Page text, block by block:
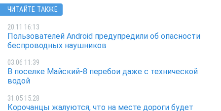
ЧИТАЙТЕ ТАКЖЕ
20.11 16:13
Пользователей Android предупредили об опасности
беспроводных наушников
03.06 11:39
В поселке Майский-8 перебои даже с технической
водой
31.05 15:28
Корочанцы жалуются, что на месте дороги будет